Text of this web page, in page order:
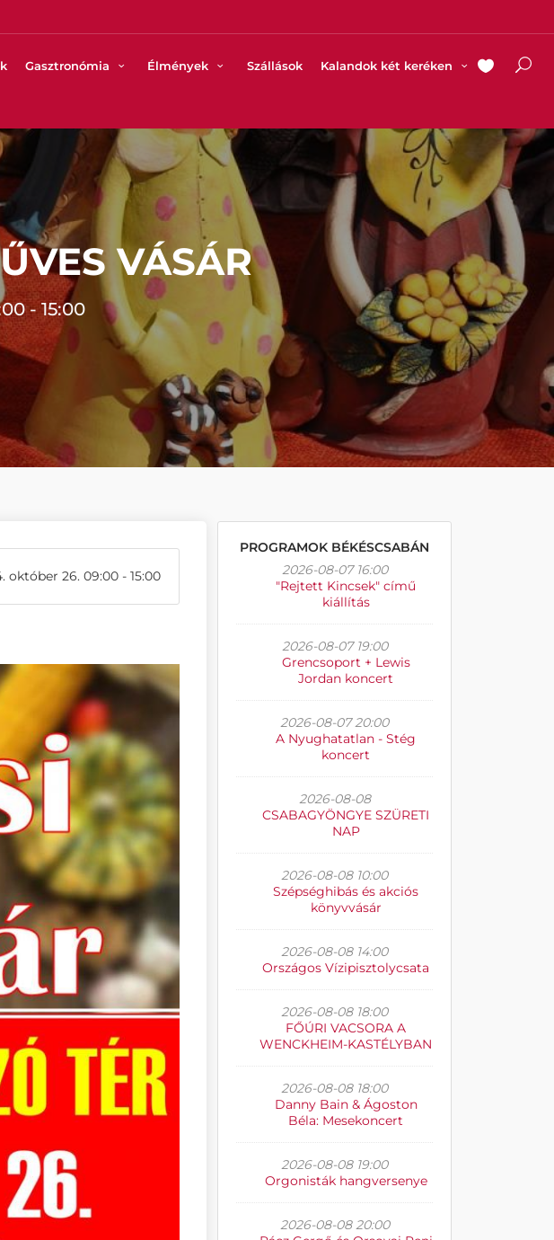
Gasztronómia Élmények Szállások Kalandok két keréken
VÁSÁR
- 15:00
október 26. 09:00 - 15:00
PROGRAMOK BÉKÉSCSABÁN
2026-08-07 16:00
"Rejtett Kincsek" című
kiállítás
2026-08-07 19:00
Grencsoport + Lewis
Jordan koncert
2026-08-07 20:00
A Nyughatatlan - Stég
koncert
2026-08-08
CSABAGYÖNGYE SZÜRETI
NAP
2026-08-08 10:00
Szépséghibás és akciós
könyvvásár
2026-08-08 14:00
Országos Vízipisztolycsata
2026-08-08 18:00
FŐÚRI VACSORA A
WENCKHEIM-KASTÉLYBAN
2026-08-08 18:00
Danny Bain & Ágoston
Béla: Mesekoncert
2026-08-08 19:00
Orgonisták hangversenye
2026-08-08 20:00